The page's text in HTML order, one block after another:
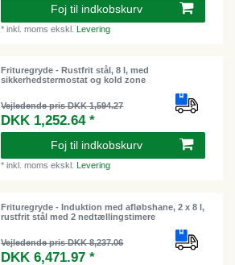
Foj til indkobskurv
*inkl. moms ekskl.Levering
Frituregryde - Rustfrit stål, 8 l, med
sikkerhedstermostat og kold zone
Vejledende pris DKK 1,594.27
DKK 1,252.64 *
Foj til indkobskurv
*inkl. moms ekskl.Levering
Frituregryde - Induktion med afløbshane, 2 x 8 l,
rustfrit stål med 2 nedtællingstimere
Vejledende pris DKK 8,237.06
DKK 6,471.97 *